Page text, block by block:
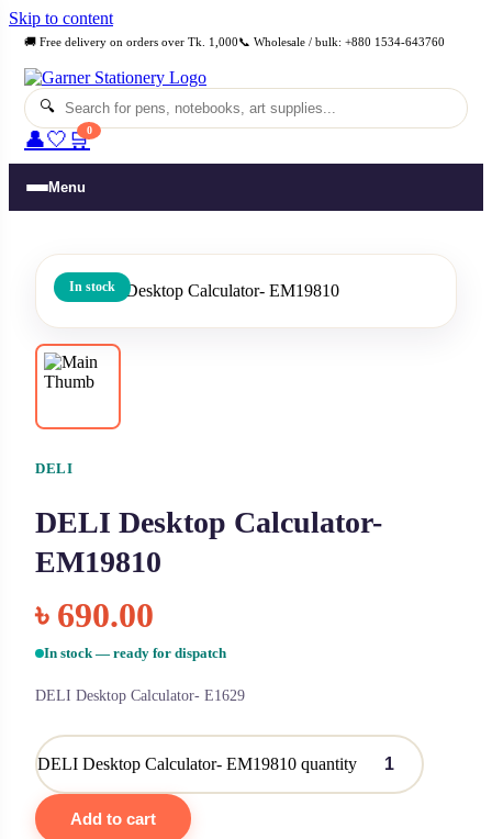
Skip to content
🚚 Free delivery on orders over Tk. 1,000📞 Wholesale / bulk: +880 1534-643760
🔍
👤🤍 🛒0
Menu
In stock
DELI
DELI Desktop Calculator-
EM19810
৳ 690.00
In stock — ready for dispatch
DELI Desktop Calculator- E1629
DELI Desktop Calculator- EM19810 quantity
Add to cart